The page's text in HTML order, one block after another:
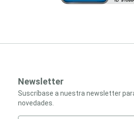
Newsletter
Suscríbase a nuestra newsletter
novedades.